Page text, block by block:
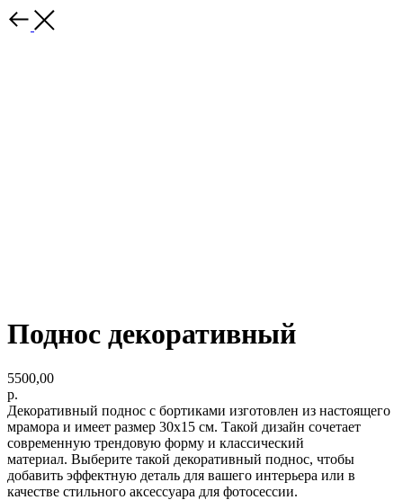
Поднос декоративный
5500,00
р.
Декоративный поднос с бортиками изготовлен из настоящего
мрамора и имеет размер 30х15 см. Такой дизайн сочетает
современную трендовую форму и классический
материал. Выберите такой декоративный поднос, чтобы
добавить эффектную деталь для вашего интерьера или в
качестве стильного аксессуара для фотосессии.